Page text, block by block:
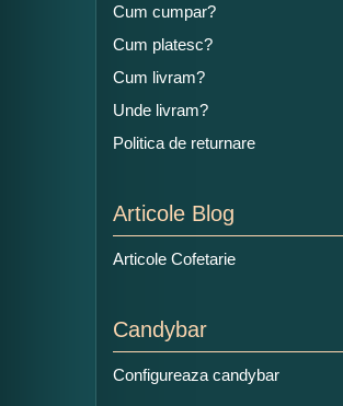
Cum cumpar?
Cum platesc?
Cum livram?
Unde livram?
Politica de returnare
Articole Blog
Articole Cofetarie
Candybar
Configureaza candybar